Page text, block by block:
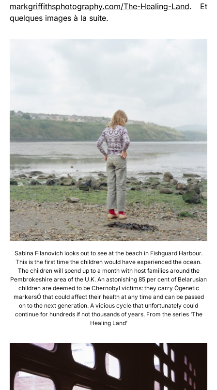
markgriffithsphotography.com/The-Healing-Land. Et
quelques images à la suite.
Sabina Filanovich looks out to see at the beach in Fishguard Harbour.
This is the first time the children would have experienced the ocean.
The children will spend up to a month with host families around the
Pembrokeshire area of the U.K. An astonishing 85 per cent of Belarusian
children are deemed to be Chernobyl victims: they carry Ògenetic
markersÓ that could affect their health at any time and can be passed
on to the next generation. A vicious cycle that unfortunately could
continue for hundreds if not thousands of years. From the series ‘The
Healing Land’